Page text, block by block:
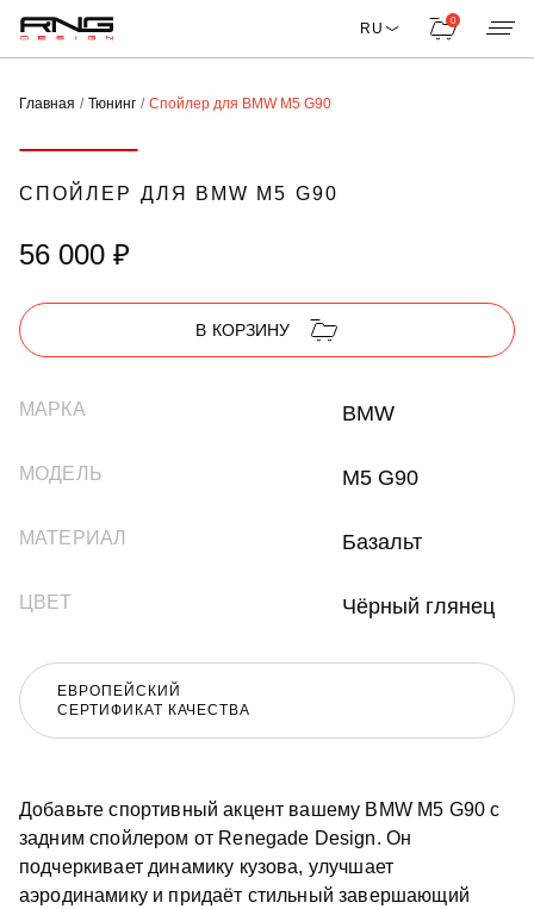
RU 0
Главная Тюнинг Спойлер для BMW M5 G90
СПОЙЛЕР ДЛЯ BMW M5 G90
56 000 ₽
В КОРЗИНУ
МАРКА BMW
МОДЕЛЬ M5 G90
МАТЕРИАЛ Базальт
ЦВЕТ Чёрный глянец
ЕВРОПЕЙСКИЙ
СЕРТИФИКАТ КАЧЕСТВА
Добавьте спортивный акцент вашему BMW M5 G90 с
задним спойлером от Renegade Design. Он
подчеркивает динамику кузова, улучшает
аэродинамику и придаёт стильный завершающий